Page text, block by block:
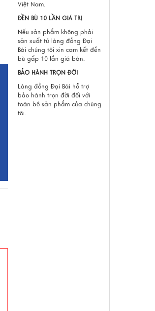
Việt Nam.
ĐỀN BÙ 10 LẦN GIÁ TRỊ
Nếu sản phẩm không phải
sản xuất từ làng đồng Đại
Bái chúng tôi xin cam kết đền
bù gấp 10 lần giá bán.
BẢO HÀNH TRỌN ĐỜI
Làng đồng Đại Bái hỗ trợ
bảo hành trọn đời đối với
toàn bộ sản phẩm của chúng
tôi.